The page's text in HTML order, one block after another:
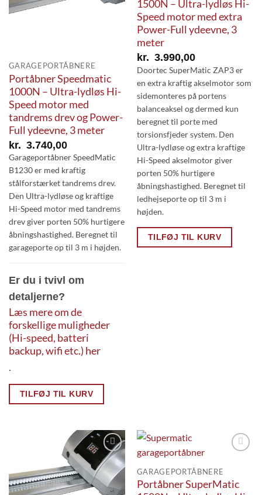
GARAGEPORTÅBNERE
Portåbner Speedmatic
1000N – Ultra-lydløs Hi-
Speed motor med
tandrems drev og Power-
Full ydeevne, 3 meter
kr. 3.740,00
Garageportåbner SpeedMatic
B1230 er med kraftig
stålforstærket tandrems drev.
Den Ultra-lydløse og kraftige
Hi-Speed motor med tandrems
drev giver porten 50% hurtigere
åbningshastighed. Beregnet til
garageporte op til 3 m i højden.
Er du i tvivl om
detaljerne?
Læs mere om de
forskellige muligheder
(Hi-speed, batteri
backup, wifi etc.) her
.
TILFØJ TIL KURV
1500N – Ultra-lydløs Hi-
Speed motor med extra
Power-Full ydeevne, 3
meter
kr. 3.990,00
Doortec SuperMatic ZAP3 er
en extra kraftig akselmotor som
sidemonteres på portens
balanceaksel og dermed kun
beregnet til porte med
torsionsfjeder system. Den
Ultra-lydløse og extra kraftige
Hi-Speed akselmotor giver
porten 50% hurtigere
åbningshastighed. Beregnet til
ledhejseporte op til 3 m i
højden.
TILFØJ TIL KURV
Add to
Wishlist
GARAGEPORTÅBNERE
Portåbner SuperMatic